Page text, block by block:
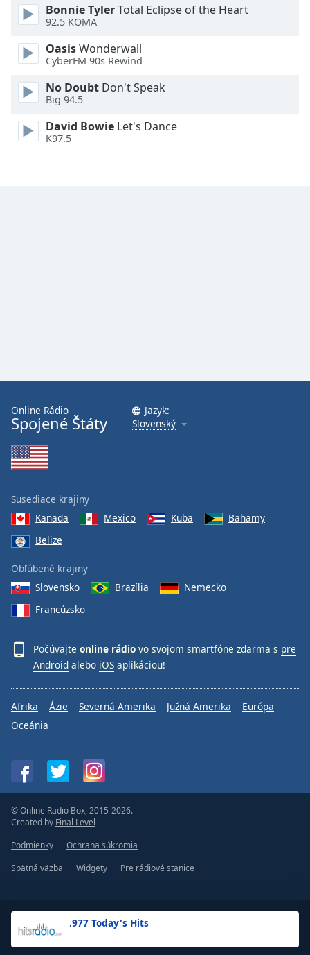
Family
Reset
Close
Modal
Dialog
.977 Today's Hits
Bonnie TylerTotal Eclipse of the Heart
92.5 KOMA
OasisWonderwall
CyberFM 90s Rewind
No Doubt Don't Speak
Big 94.5
David Bowie Let's Dance
K97.5
Online Rádio
Spojené Štáty
Jazyk:
Slovenský
Susediace krajiny
Kanada
Mexico Kuba
Bahamy
Belize
Obľúbené krajiny
Slovensko
Brazília
Nemecko
Francúzsko
Počúvajte online rádio vo svojom smartfóne zdarma s pre
Android alebo iOS aplikáciou!
Afrika Ázie Severná Amerika Južná Amerika
Európa
Oceánia
© Online Radio Box, 2015-2026.
Created by Final Level
Podmienky
Ochrana súkromia
Spätná väzba
Widgety Pre rádiové stanice